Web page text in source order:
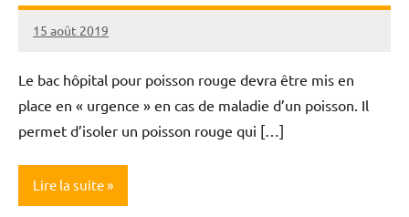
15 août 2019
Annie
Le bac hôpital pour poisson rouge devra être mis en
place en « urgence » en cas de maladie d’un poisson. Il
permet d’isoler un poisson rouge qui […]
Lire la suite